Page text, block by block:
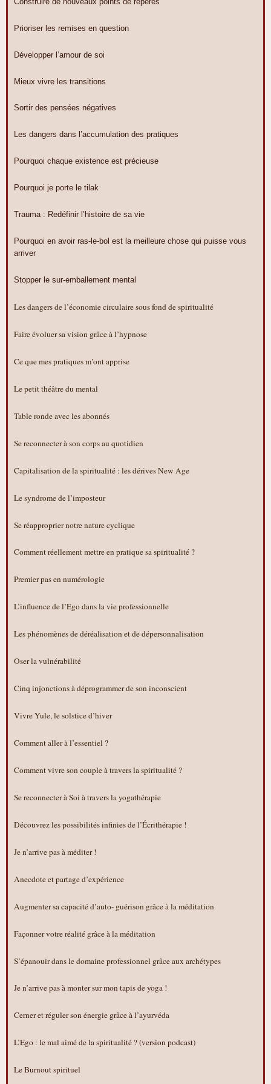
Prioriser les remises en question
Développer l’amour de soi
Mieux vivre les transitions
Sortir des pensées négatives
Les dangers dans l’accumulation des pratiques
Pourquoi chaque existence est précieuse
Pourquoi je porte le tilak
Trauma : Redéfinir l’histoire de sa vie
Pourquoi en avoir ras-le-bol est la meilleure chose qui puisse vous
arriver
Stopper le sur-emballement mental
Les dangers de l’économie circulaire sous fond de spiritualité
Faire évoluer sa vision grâce à l’hypnose
Ce que mes pratiques m’ont apprise
Le petit théâtre du mental
Table ronde avec les abonnés
Se reconnecter à son corps au quotidien
Capitalisation de la spiritualité : les dérives New Age
Le syndrome de l’imposteur
Se réapproprier notre nature cyclique
Comment réellement mettre en pratique sa spiritualité ?
Premier pas en numérologie
L’influence de l’Ego dans la vie professionnelle
Les phénomènes de déréalisation et de dépersonnalisation
Oser la vulnérabilité
Cinq injonctions à déprogrammer de son inconscient
Vivre Yule, le solstice d’hiver
Comment aller à l’essentiel ?
Comment vivre son couple à travers la spiritualité ?
Se reconnecter à Soi à travers la yogathérapie
Découvrez les possibilités infinies de l’Écrithérapie !
Je n’arrive pas à méditer !
Anecdote et partage d’expérience
Augmenter sa capacité d’auto- guérison grâce à la méditation
Façonner votre réalité grâce à la méditation
S’épanouir dans le domaine professionnel grâce aux archétypes
Je n’arrive pas à monter sur mon tapis de yoga !
Cerner et réguler son énergie grâce à l’ayurvéda
L’Ego : le mal aimé de la spiritualité ? (version podcast)
Le Burnout spirituel